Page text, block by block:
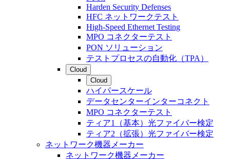
Harden Security Defenses
HFC ネットワークテスト
High-Speed Ethernet Testing
MPO コネクターテスト
PON ソリューション
テストプロセスの自動化（TPA）
Cloud
Cloud
ハイパースケール
データセンターインターコネクト
MPO コネクターテスト
ティア1（基本）光ファイバー検定
ティア2（拡張）光ファイバー検定
ネットワーク機器メーカー
ネットワーク機器メーカー